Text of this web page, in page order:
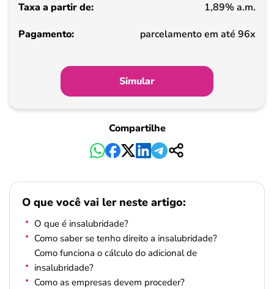
Pagamento
1,89% a.m.
parcelamento em até 96x
Simular
Compartilhe
O que você vai ler neste artigo:
O que é insalubridade?
Como saber se tenho direito a insalubridade?
Como funciona o cálculo do adicional de
insalubridade?
Como as empresas devem proceder?